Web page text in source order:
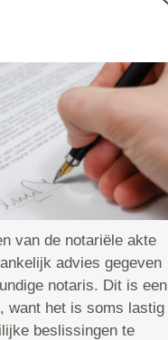
van de notariële akte
advies gegeven
notaris. Dit is een
want het is soms lastig
beslissingen te